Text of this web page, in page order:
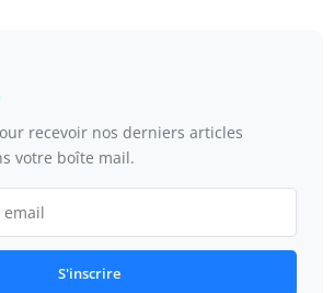
recevoir nos derniers articles
votre boîte mail.
S'inscrire